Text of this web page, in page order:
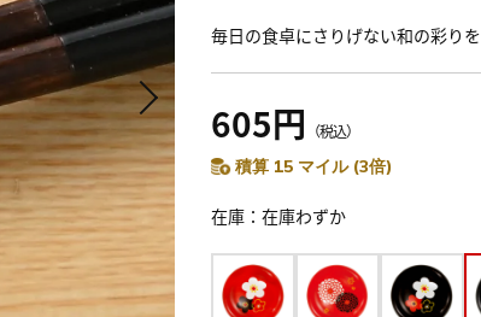
毎日の食卓にさりげない和の彩りを
605円 （税込）
積算 15 マイル (3倍)
在庫 在庫わずか